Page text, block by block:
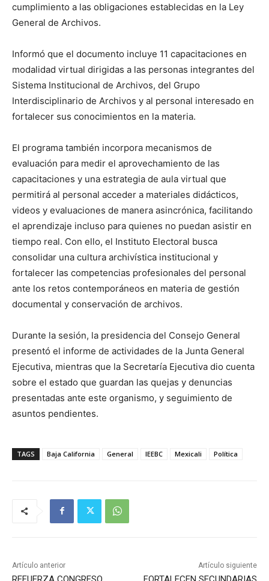
cumplimiento a las obligaciones establecidas en la Ley
General de Archivos.
Informó que el documento incluye 11 capacitaciones en
modalidad virtual dirigidas a las personas integrantes del
Sistema Institucional de Archivos, del Grupo
Interdisciplinario de Archivos y al personal interesado en
fortalecer sus conocimientos en la materia.
El programa también incorpora mecanismos de
evaluación para medir el aprovechamiento de las
capacitaciones y una estrategia de aula virtual que
permitirá al personal acceder a materiales didácticos,
videos y evaluaciones de manera asincrónica, facilitando
el aprendizaje incluso para quienes no puedan asistir en
tiempo real. Con ello, el Instituto Electoral busca
consolidar una cultura archivística institucional y
fortalecer las competencias profesionales del personal
ante los retos contemporáneos en materia de gestión
documental y conservación de archivos.
Durante la sesión, la presidencia del Consejo General
presentó el informe de actividades de la Junta General
Ejecutiva, mientras que la Secretaría Ejecutiva dio cuenta
sobre el estado que guardan las quejas y denuncias
presentadas ante este organismo, y seguimiento de
asuntos pendientes.
TAGS Baja California General IEEBC Mexicali Política
Artículo anterior Artículo siguiente